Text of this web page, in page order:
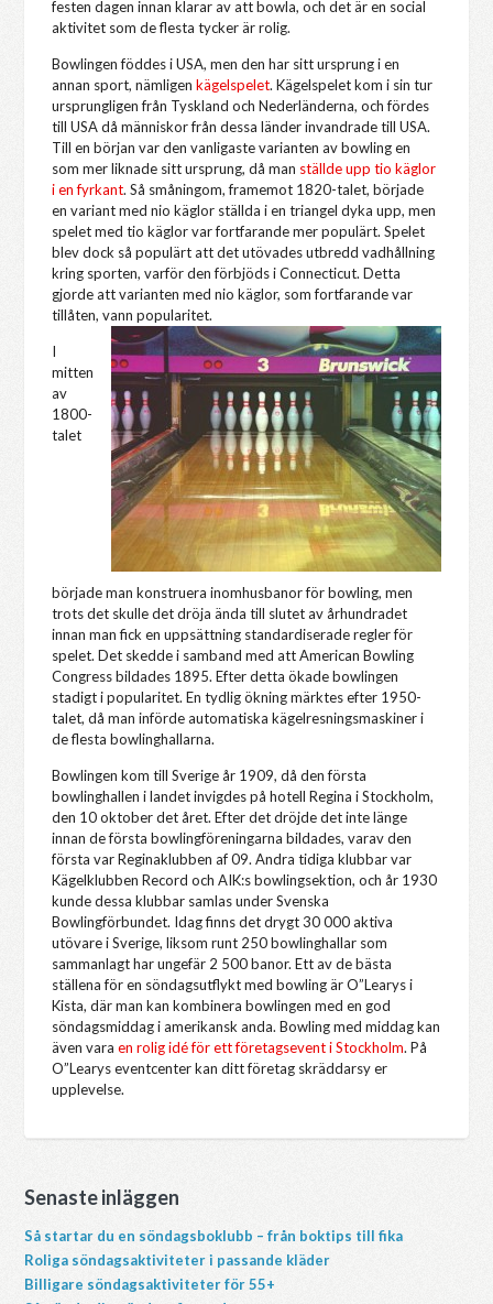
festen dagen innan klarar av att bowla, och det är en social
aktivitet som de flesta tycker är rolig.
Bowlingen föddes i USA, men den har sitt ursprung i en
annan sport, nämligenkägelspelet. Kägelspelet kom i sin tur
ursprungligen från Tyskland och Nederländerna, och fördes
till USA då människor från dessa länder invandrade till USA.
Till en början var den vanligaste varianten av bowling en
som mer liknade sitt ursprung, då man ställde upp tio käglor
i en fyrkant. Så småningom, framemot 1820-talet, började
en variant med nio käglor ställda i en triangel dyka upp, men
spelet med tio käglor var fortfarande mer populärt. Spelet
blev dock så populärt att det utövades utbredd vadhållning
kring sporten, varför den förbjöds i Connecticut. Detta
gjorde att varianten med nio käglor, som fortfarande var
tillåten, vann popularitet.
I
mitten
av
1800-
talet
började man konstruera inomhusbanor för bowling, men
trots det skulle det dröja ända till slutet av århundradet
innan man fick en uppsättning standardiserade regler för
spelet. Det skedde i samband med att American Bowling
Congress bildades 1895. Efter detta ökade bowlingen
stadigt i popularitet. En tydlig ökning märktes efter 1950-
talet, då man införde automatiska kägelresningsmaskiner i
de flesta bowlinghallarna.
Bowlingen kom till Sverige år 1909, då den första
bowlinghallen i landet invigdes på hotell Regina i Stockholm,
den 10 oktober det året. Efter det dröjde det inte länge
innan de första bowlingföreningarna bildades, varav den
första var Reginaklubben af 09. Andra tidiga klubbar var
Kägelklubben Record och AIK:s bowlingsektion, och år 1930
kunde dessa klubbar samlas under Svenska
Bowlingförbundet. Idag finns det drygt 30 000 aktiva
utövare i Sverige, liksom runt 250 bowlinghallar som
sammanlagt har ungefär 2 500 banor. Ett av de bästa
ställena för en söndagsutflykt med bowling är O”Learys i
Kista, där man kan kombinera bowlingen med en god
söndagsmiddag i amerikansk anda. Bowling med middag kan
även varaen rolig idé för ett företagsevent i Stockholm. På
O”Learys eventcenter kan ditt företag skräddarsy er
upplevelse.
Senaste inläggen
Så startar du en söndagsboklubb – från boktips till fika
Roliga söndagsaktiviteter i passande kläder
Billigare söndagsaktiviteter för 55+